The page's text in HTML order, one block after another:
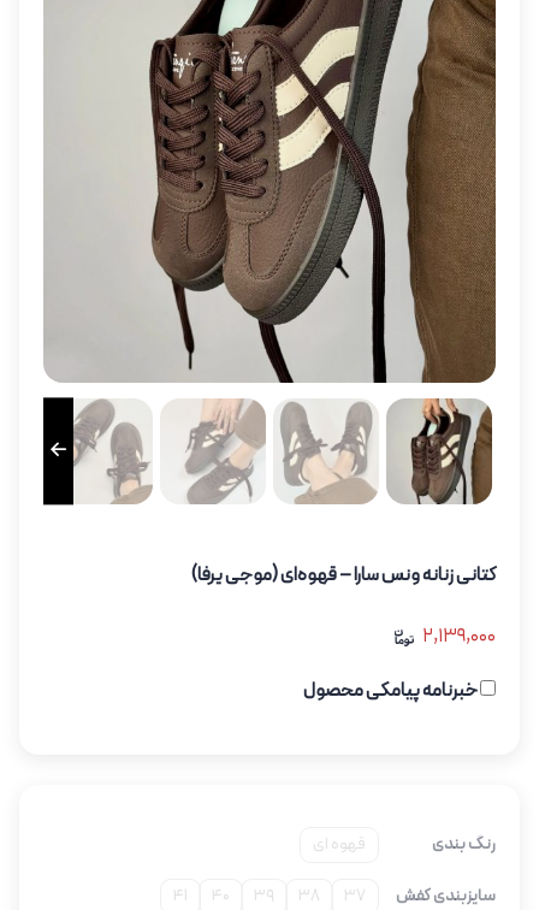
کتانی زنانه ونس سارا – قهوه‌ای (موجی یرفا)
2,139,000
خبرنامه پیامکی محصول
رنگ بندی قهوه ای
سایزبندی کفش 37
38
39
40
41